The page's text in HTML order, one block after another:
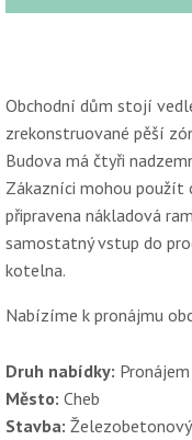
Obchodní dům stojí
zrekonstruované pěší
Budova má čtyři
Zákazníci mohou použít
připravena nákladová
samostatný vstup do
kotelna.
Nabízíme k pronájmu
Druh nabídky: Pronájem
Město: Cheb
Stavba: